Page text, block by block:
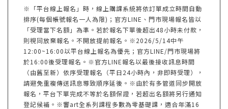
※「平台線上報名」時，線上購課系統將依訂單成立時間自動
排序(每個帳號報名一人為限)；官方LINE、門市現場報名皆以
「受理當下名額」為準。若於報名下單後超出48小時未付款，
則視同放棄報名。不開放提前報名。※2026/5/14中午
12:00~16:00以平台線上報名為優先；官方LINE/門市現場將
於16:00後受理報名。※官方LINE報名以最後接收訊息時間
（由舊至新）依序受理報名（平日24小時內，非即時受理），
請避免重複傳送訊息導致順序延後。※由於有多管道同步開放
報名，平台下單完成不等於名額保證，若超出名額將另行通知
登記候補。※響art全系列課程多數為零基礎課，適合年滿16